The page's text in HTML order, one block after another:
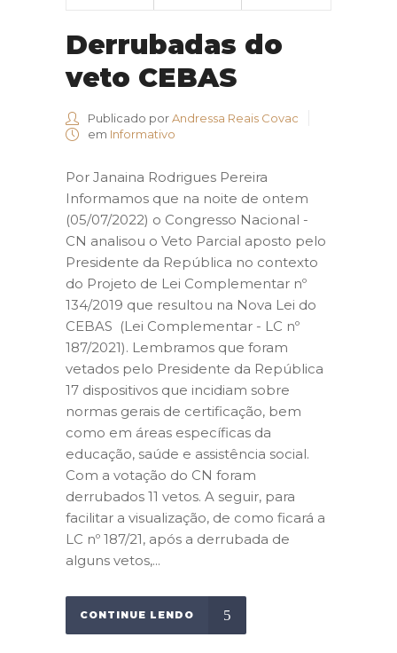
Derrubadas do
veto CEBAS
Publicado porAndressa Reais Covac
em Informativo
Por Janaina Rodrigues Pereira
Informamos que na noite de ontem
(05/07/2022) o Congresso Nacional -
CN analisou o Veto Parcial aposto pelo
Presidente da República no contexto
do Projeto de Lei Complementar nº
134/2019 que resultou na Nova Lei do
CEBAS (Lei Complementar - LC nº
187/2021). Lembramos que foram
vetados pelo Presidente da República
17 dispositivos que incidiam sobre
normas gerais de certificação, bem
como em áreas específicas da
educação, saúde e assistência social.
Com a votação do CN foram
derrubados 11 vetos. A seguir, para
facilitar a visualização, de como ficará a
LC nº 187/21, após a derrubada de
alguns vetos,...
CONTINUE LENDO